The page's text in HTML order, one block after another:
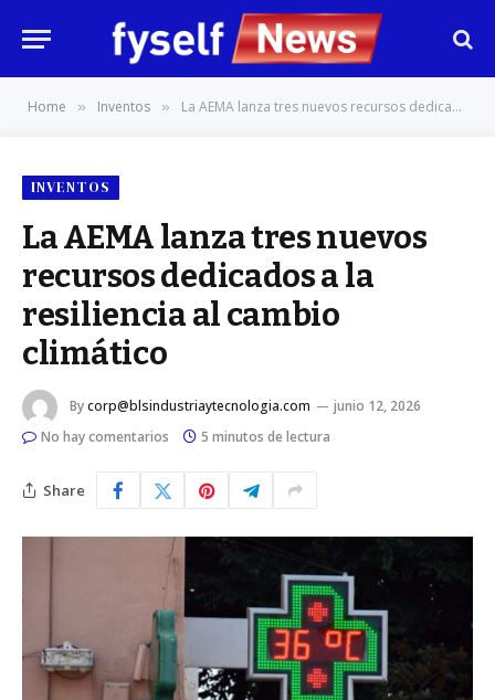
Home » Inventos » La AEMA lanza tres nuevos recursos dedicados a la resiliencia al cambio climático
INVENTOS
La AEMA lanza tres nuevos
recursos dedicados a la
resiliencia al cambio
climático
Bycorp@blsindustriaytecnologia.com
junio 12, 2026
No hay comentarios
5 minutos de lectura
Share